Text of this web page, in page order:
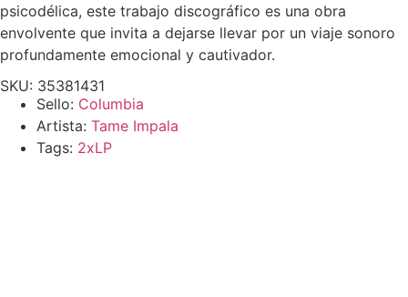
psicodélica, este trabajo discográfico es una obra
envolvente que invita a dejarse llevar por un viaje sonoro
profundamente emocional y cautivador.
SKU: 35381431
Sello: Columbia
Artista: Tame Impala
Tags: 2xLP